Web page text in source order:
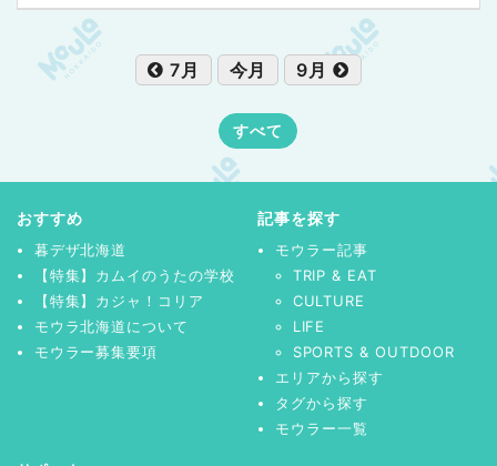
7月 今月 9月
すべて
おすすめ
暮デザ北海道
【特集】カムイのうたの学校
【特集】カジャ！コリア
モウラ北海道について
モウラー募集要項
記事を探す
モウラー記事
TRIP & EAT
CULTURE
LIFE
SPORTS & OUTDOOR
エリアから探す
タグから探す
モウラー一覧